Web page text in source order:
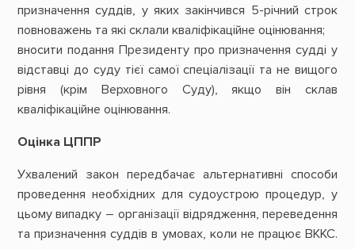
призначення суддів, у яких закінчився 5-річний строк
повноважень та які склали кваліфікаційне оцінювання;
вносити подання Президенту про призначення судді у
відставці до суду тієї самої спеціалізації та не вищого
рівня (крім Верховного Суду), якщо він склав
кваліфікаційне оцінювання.
Оцінка ЦППР
Ухвалений закон передбачає альтернативні способи
проведення необхідних для судоустрою процедур, у
цьому випадку – організації відрядження, переведення
та призначення суддів в умовах, коли не працює ВККС.